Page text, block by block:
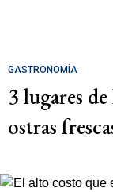
GASTRONOMÍA
3 lugares
ostras